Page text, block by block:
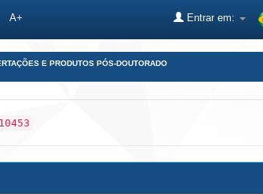
A+ Entrar em:
E PRODUTOS PÓS-DOUTORADO